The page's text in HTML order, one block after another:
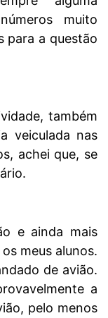
muito
para a questão
também
veiculada nas
achei que, se
e ainda mais
meus alunos.
de avião.
a
pelo menos